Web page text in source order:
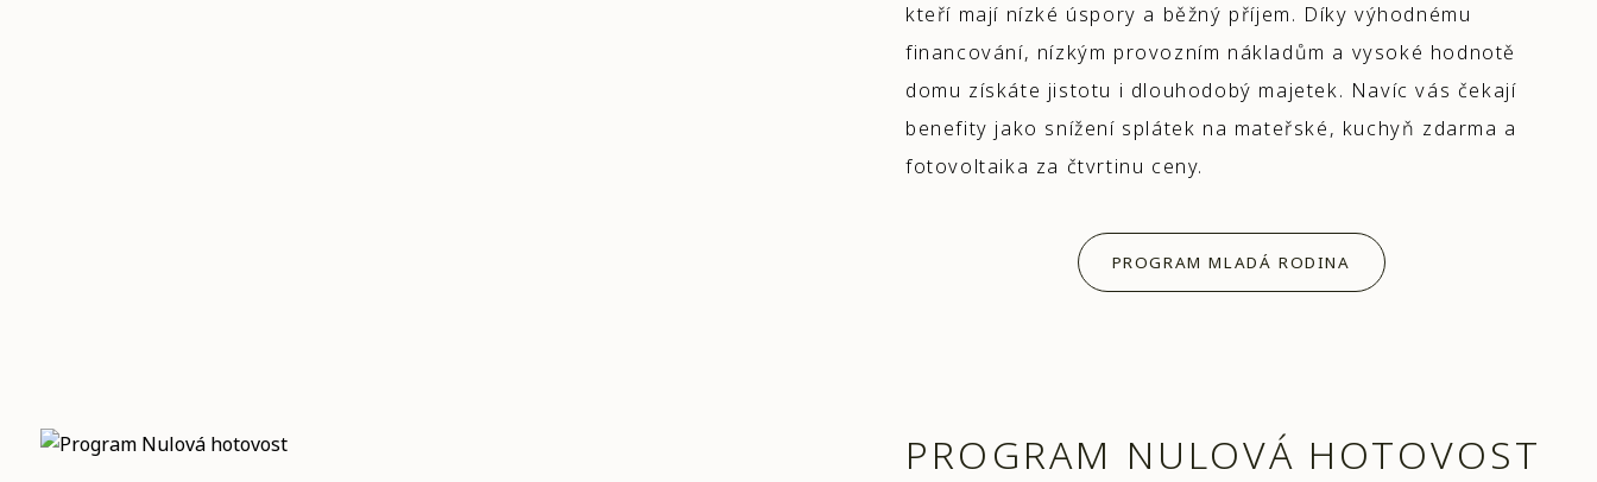
kteří mají nízké úspory a běžný příjem. Díky výhodnému
financování, nízkým provozním nákladům a vysoké hodnotě
domu získáte jistotu i dlouhodobý majetek. Navíc vás čekají
benefity jako snížení splátek na mateřské, kuchyň zdarma a
fotovoltaika za čtvrtinu ceny.
PROGRAM MLADÁ RODINA
PROGRAM NULOVÁ HOTOVOST